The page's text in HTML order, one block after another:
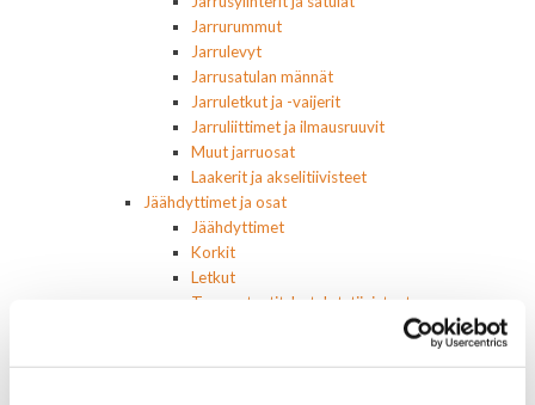
Jarrurummut
Jarrulevyt
Jarrusatulan männät
Jarruletkut ja -vaijerit
Jarruliittimet ja ilmausruuvit
Muut jarruosat
Laakerit ja akselitiivisteet
Jäähdyttimet ja osat
Jäähdyttimet
Korkit
Letkut
Termostaatit, kotelot, tiivisteet